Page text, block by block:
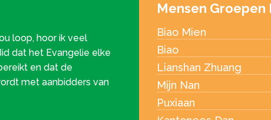
loop, hoor ik veel
dat het Evangelie elke
en dat de
met aanbidders van
Mensen Groepen
Biao Mien
Biao
Lianshan Zhuang
Mijn Nan
Puxiaan